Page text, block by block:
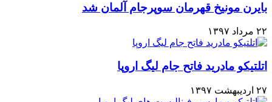
بایرن مونیخ قهرمان سوپرجام آلمان شد
۲۲ مرداد ۱۳۹۷
اتلتیکو مادرید فاتح جام لیگ اروپا
۲۷ اردیبهشت ۱۳۹۷